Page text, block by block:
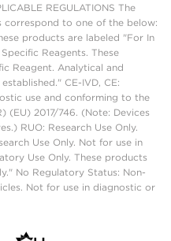
REGULATIONS The
to one of the below:
products are labeled "For In
Reagents. These
Reagent. Analytical and
CE-IVD, CE:
use and conforming to the
(EU) 2017/746. (Note: Devices
RUO: Research Use Only.
Use Only. Not for use in
Use Only. These products
No Regulatory Status: Non-
Not for use in diagnostic or